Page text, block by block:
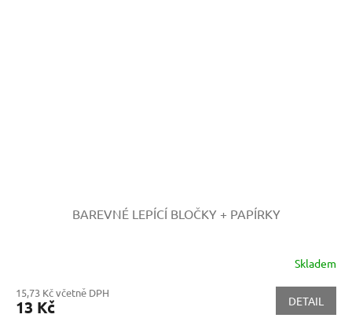
BAREVNÉ LEPÍCÍ BLOČKY + PAPÍRKY
Skladem
15,73 Kč včetně DPH
13 Kč DETAIL